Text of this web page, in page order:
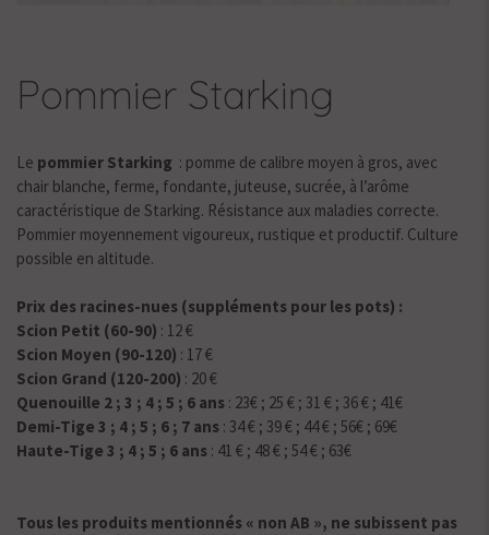
Pommier Starking
Le pommier Starking : pomme de calibre moyen à gros, avec
chair blanche, ferme, fondante, juteuse, sucrée, à l’arôme
caractéristique de Starking. Résistance aux maladies correcte.
Pommier moyennement vigoureux, rustique et productif. Culture
possible en altitude.
Prix des racines-nues (suppléments pour les pots) :
Scion Petit (60-90) : 12 €
Scion Moyen (90-120) : 17 €
Scion Grand (120-200) : 20 €
Quenouille 2 ; 3 ; 4 ; 5 ; 6 ans : 23€ ; 25 € ; 31 € ; 36 € ; 41€
Demi-Tige 3 ; 4 ; 5 ; 6 ; 7 ans : 34 € ; 39 € ; 44 € ; 56€ ; 69€
Haute-Tige 3 ; 4 ; 5 ; 6 ans : 41 € ; 48 € ; 54 € ; 63€
Tous les produits mentionnés « non AB », ne subissent pas